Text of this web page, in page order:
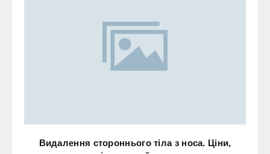
Видалення стороннього тіла з носа. Ціни,